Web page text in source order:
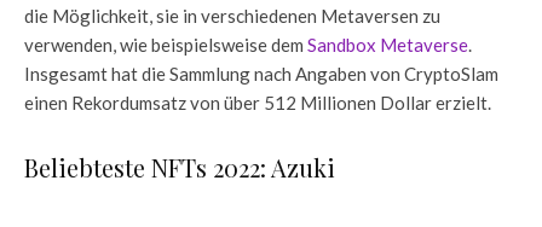
die Möglichkeit, sie in verschiedenen Metaversen zu
verwenden, wie beispielsweise dem Sandbox Metaverse.
Insgesamt hat die Sammlung nach Angaben von CryptoSlam
einen Rekordumsatz von über 512 Millionen Dollar erzielt.
Beliebteste NFTs 2022: Azuki